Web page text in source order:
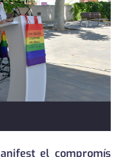
el compromís